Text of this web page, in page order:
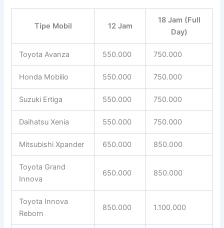
Tipe Mobil 12 Jam
18 Jam (Full
Day)
Toyota Avanza 550.000 750.000
Honda Mobilio 550.000 750.000
Suzuki Ertiga 550.000 750.000
Daihatsu Xenia 550.000 750.000
Mitsubishi Xpander 650.000 850.000
Toyota Grand
Innova
650.000 850.000
Toyota Innova
Reborn
850.000 1.100.000